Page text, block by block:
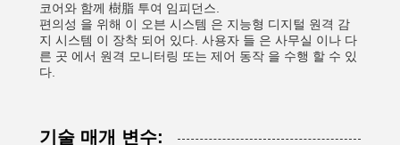
코어와 함께 樹脂 투여 임피던스.
편의성 을 위해 이 오븐 시스템 은 지능형 디지털 원격 감
지 시스템 이 장착 되어 있다. 사용자 들 은 사무실 이나 다
른 곳 에서 원격 모니터링 또는 제어 동작 을 수행 할 수 있
다.
기술 매개 변수: